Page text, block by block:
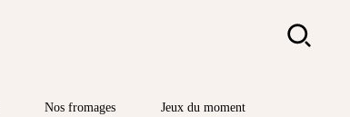
Rechercher
Nos fromages Jeux du moment